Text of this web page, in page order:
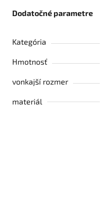
Dodatočné parametre
Kategória
Hmotnosť
vonkajší rozmer
materiál